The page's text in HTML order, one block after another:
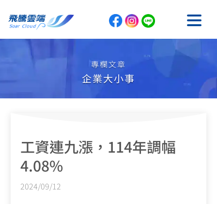
專欄文章
企業大小事
工資連九漲，114年調幅
4.08%
2024/09/12